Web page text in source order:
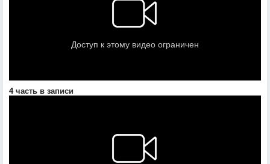
4 часть в записи